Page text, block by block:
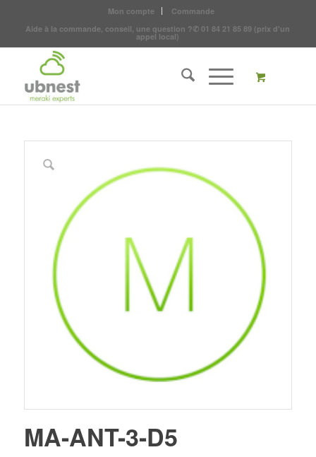
Mon compte
Commande
Aide à la commande, conseil, une question ?✆ 01 84 21 85 89 (prix d'un
appel local)
MA-ANT-3-D5